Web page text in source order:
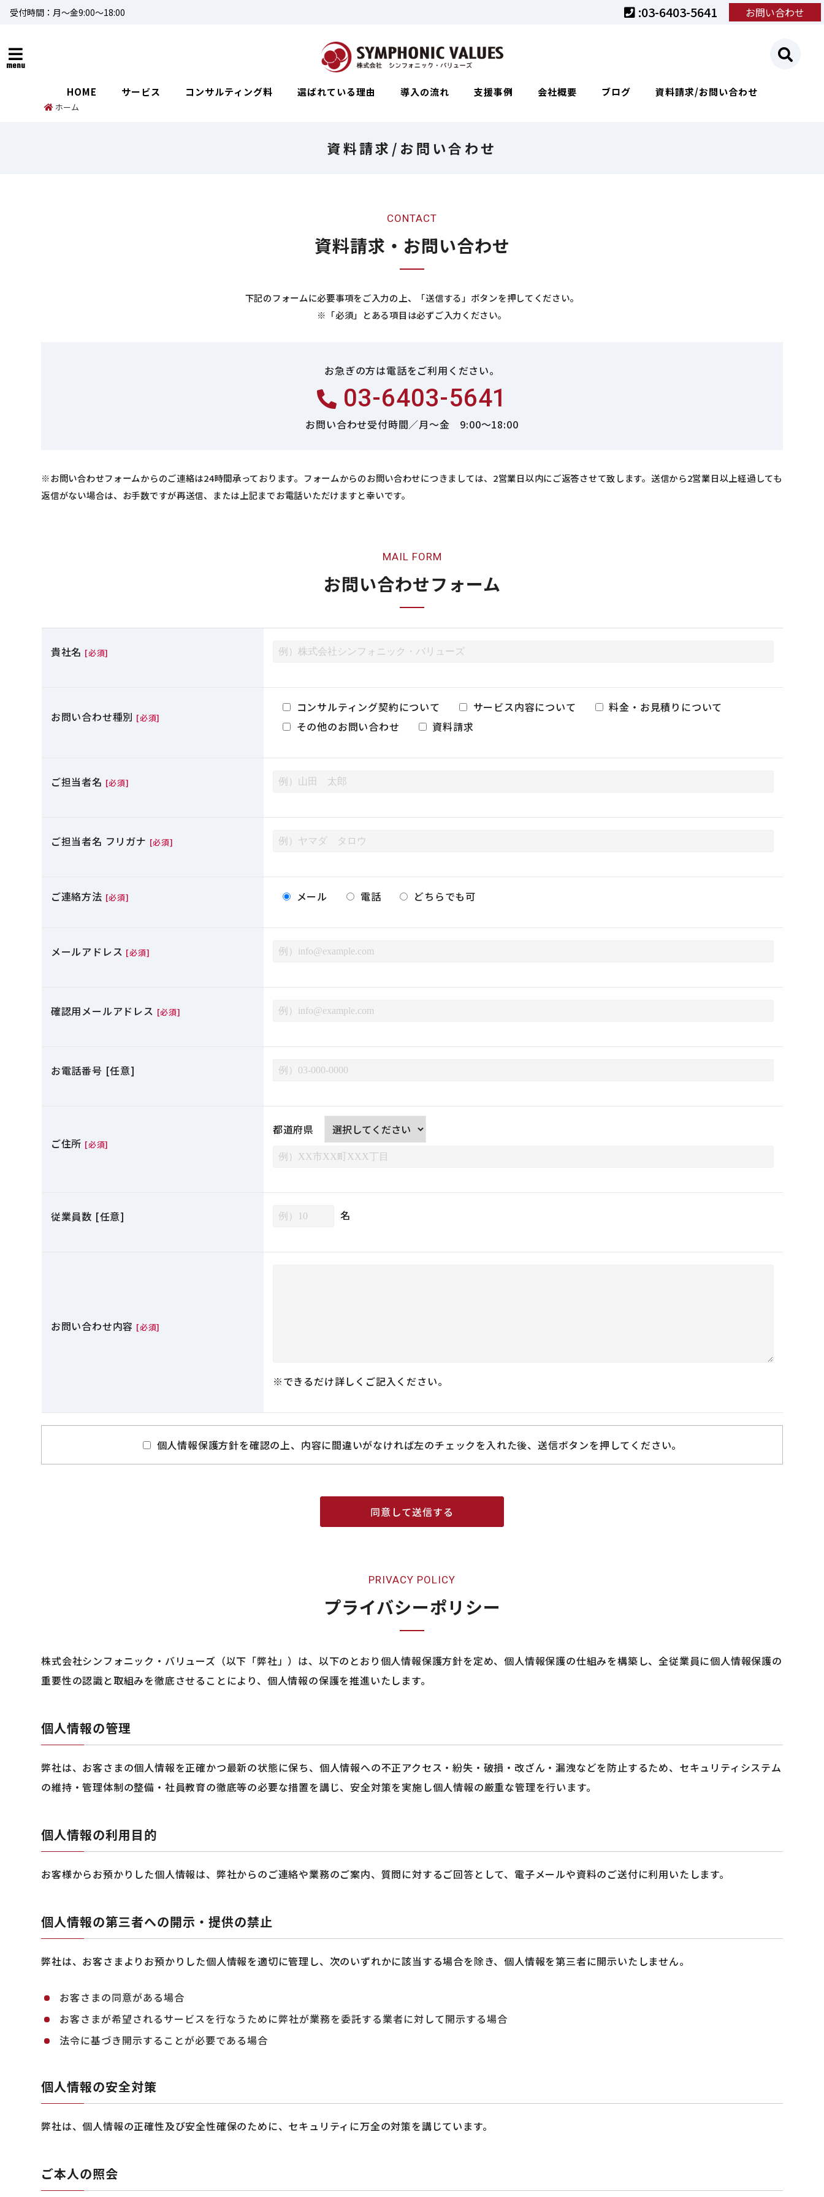
受付時間：月～金9:00～18:00 お問い合わせ
:03-6403-5641
menu
HOME サービス コンサルティング料 選ばれている理由 導入の流れ 支援事例 会社概要 ブログ 資料請求/お問い合わせ
ホーム
資料請求/お問い合わせ
CONTACT
資料請求・お問い合わせ
下記のフォームに必要事項をご入力の上、
「送信する」ボタンを押してください。
※「必須」とある項目は必ずご入力ください。
お急ぎの方は電話をご利用ください。
03-6403-5641
お問い合わせ受付時間／月～金 9:00～18:00
※お問い合わせフォームからのご連絡は24時間承っております。フォームからのお問い合わせにつきましては、2営業日以内にご返答させて致します。送信から2営業日以上経過しても
返信がない場合は、お手数ですが再送信、または上記までお電話いただけますと幸いです。
MAIL FORM
お問い合わせフォーム
貴社名 [必須]
お問い合わせ種別 [必須]
コンサルティング契約について サービス内容について
料金・お見積りについて
その他のお問い合わせ
資料請求
ご担当者名 [必須]
ご担当者名 フリガナ [必須]
ご連絡方法 [必須] メール 電話 どちらでも可
メールアドレス [必須]
確認用メールアドレス [必須]
お電話番号 [任意]
ご住所 [必須]
都道府県
従業員数 [任意] 名
お問い合わせ内容 [必須]
※できるだけ詳しくご記入ください。
個人情報保護方針を確認の上、内容に間違いがなければ左のチェックを入れた後、送信ボタンを押してください。
PRIVACY POLICY
プライバシーポリシー
株式会社シンフォニック・バリューズ（以下「弊社」）は、以下のとおり個人情報保護方針を定め、個人情報保護の仕組みを構築し、全従業員に個人情報保護の
重要性の認識と取組みを徹底させることにより、個人情報の保護を推進いたします。
個人情報の管理
弊社は、お客さまの個人情報を正確かつ最新の状態に保ち、個人情報への不正アクセス・紛失・破損・改ざん・漏洩などを防止するため、セキュリティシステム
の維持・管理体制の整備・社員教育の徹底等の必要な措置を講じ、安全対策を実施し個人情報の厳重な管理を行います。
個人情報の利用目的
お客様からお預かりした個人情報は、弊社からのご連絡や業務のご案内、質問に対するご回答として、電子メールや資料のご送付に利用いたします。
個人情報の第三者への開示・提供の禁止
弊社は、お客さまよりお預かりした個人情報を適切に管理し、次のいずれかに該当する場合を除き、個人情報を第三者に開示いたしません。
お客さまの同意がある場合
お客さまが希望されるサービスを行なうために弊社が業務を委託する業者に対して開示する場合
法令に基づき開示することが必要である場合
個人情報の安全対策
弊社は、個人情報の正確性及び安全性確保のために、セキュリティに万全の対策を講じています。
ご本人の照会